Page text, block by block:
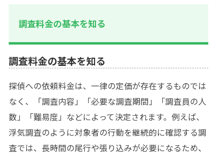
調査料金の基本を知る
調査料金の基本を知る
探偵への依頼料金は、一律の定価が存在するものでは
なく、「調査内容」「必要な調査期間」「調査員の人
数」「難易度」などによって決定されます。例えば、
浮気調査のように対象者の行動を継続的に確認する調
査では、長時間の尾行や張り込みが必要になるため、